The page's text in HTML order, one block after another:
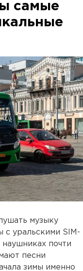
самые
музыку
с уральскими SIM-
почти
песни
зимы именно